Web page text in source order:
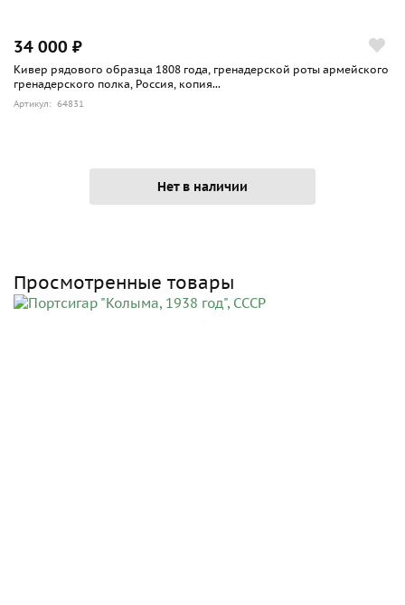
34 000 ₽
Кивер рядового образца 1808 года, гренадерской роты армейского
гренадерского полка, Россия, копия...
Артикул: 64831
Нет в наличии
Просмотренные товары